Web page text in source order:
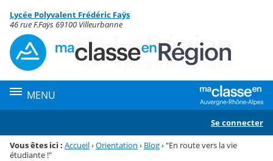
Menu de la rubrique
Contenu
Lycée Polyvalent Frédéric Faÿs
46 rue F.Faÿs 69100 Villeurbanne
MENU
Se connecter
Vous êtes ici : Accueil›Orientation › Blog›"En route vers la vie
étudiante !"